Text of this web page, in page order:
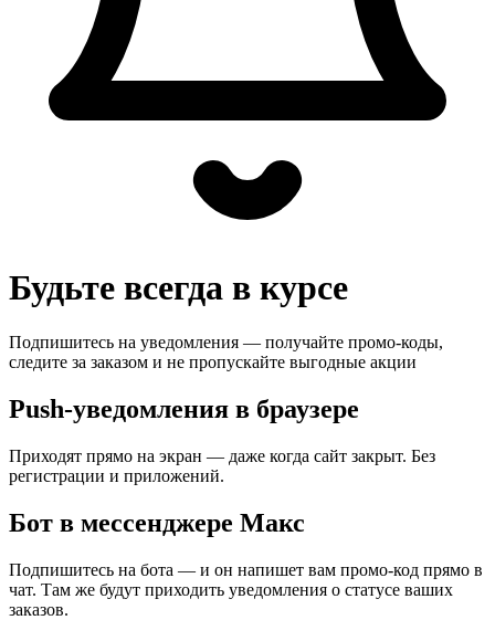
Будьте всегда в курсе
Подпишитесь на уведомления — получайте промо-коды,
следите за заказом и не пропускайте выгодные акции
Push-уведомления в браузере
Приходят прямо на экран — даже когда сайт закрыт. Без
регистрации и приложений.
Бот в мессенджере Макс
Подпишитесь на бота — и он напишет вам промо-код прямо в
чат. Там же будут приходить уведомления о статусе ваших
заказов.